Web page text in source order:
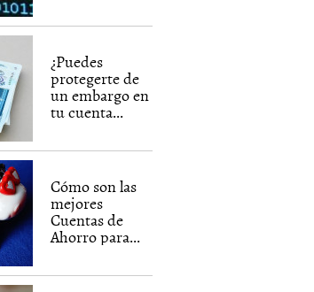
¿Puedes
protegerte de
un embargo en
tu cuenta...
Cómo son las
mejores
Cuentas de
Ahorro para...